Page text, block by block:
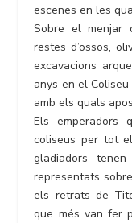
escenes en les
Sobre el menjar
restes d’ossos,
excavacions
anys en el
amb els quals
Els emperadors
coliseus per tot
gladiadors
representats
els retrats de
que més van fer